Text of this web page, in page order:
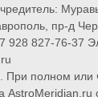
пр-д
928 827-76-37
полном или
AstroMeridian.ru